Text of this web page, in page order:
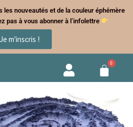
nouveautés et de la couleur éphémère
pas à vous abonner à l’infolettre
Je m'inscris !